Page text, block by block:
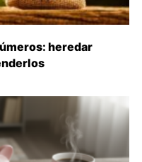
heredar